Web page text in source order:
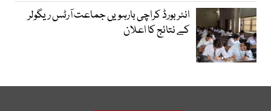
انٹر بورڈ کراچی بارہویں جماعت آرٹس ریگولر
کے نتائج کا اعلان